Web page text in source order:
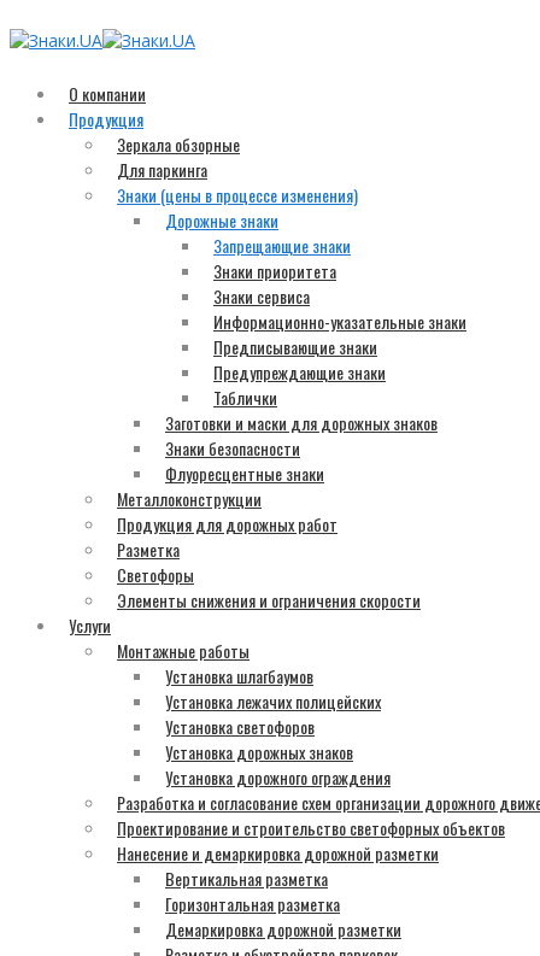
О компании
Продукция
Зеркала обзорные
Для паркинга
Знаки (цены в процессе изменения)
Дорожные знаки
Запрещающие знаки
Знаки приоритета
Знаки сервиса
Информационно-указательные знаки
Предписывающие знаки
Предупреждающие знаки
Таблички
Заготовки и маски для дорожных знаков
Знаки безопасности
Флуоресцентные знаки
Металлоконструкции
Продукция для дорожных работ
Разметка
Светофоры
Элементы снижения и ограничения скорости
Услуги
Монтажные работы
Установка шлагбаумов
Установка лежачих полицейских
Установка светофоров
Установка дорожных знаков
Установка дорожного ограждения
Разработка и согласование схем организации дорожного
Проектирование и строительство светофорных объектов
Нанесение и демаркировка дорожной разметки
Вертикальная разметка
Горизонтальная разметка
Демаркировка дорожной разметки